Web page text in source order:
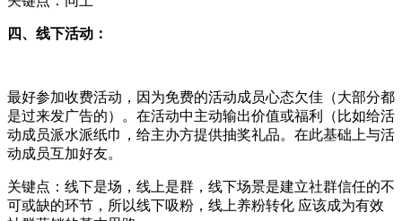
四、线下活动：
最好参加收费活动，因为免费的活动成员心态欠佳（大部分都
是过来发广告的）。在活动中主动输出价值或福利（比如给活
动成员派水派纸巾，给主办方提供抽奖礼品。在此基础上与活
动成员互加好友。
关键点：线下是场，线上是群，线下场景是建立社群信任的不
可或缺的环节，所以线下吸粉，线上养粉转化 应该成为有效